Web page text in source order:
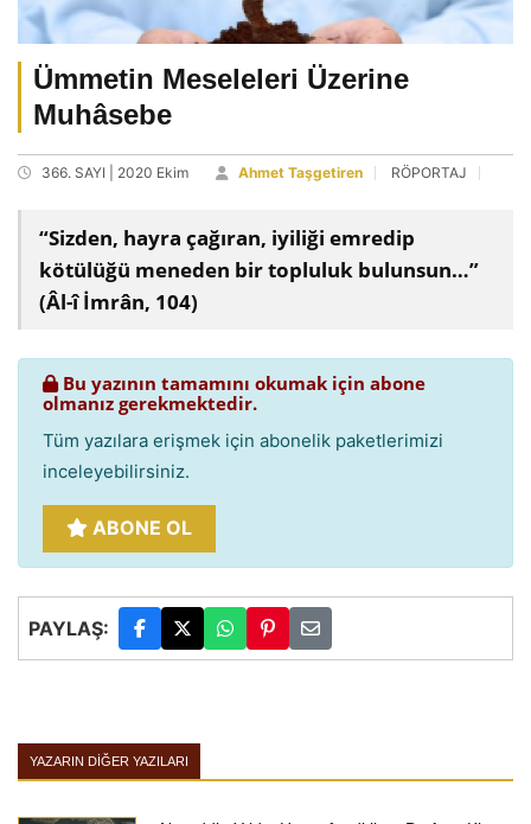
Ümmetin Meseleleri Üzerine
Muhâsebe
366. SAYI | 2020 Ekim Ahmet Taşgetiren RÖPORTAJ
“Sizden, hayra çağıran, iyiliği emredip
kötülüğü meneden bir topluluk bulunsun…”
(Âl-î İmrân, 104)
Bu yazının tamamını okumak için abone
olmanız gerekmektedir.
Tüm yazılara erişmek için abonelik paketlerimizi
inceleyebilirsiniz.
ABONE OL
PAYLAŞ:
YAZARIN DIĞER YAZILARI